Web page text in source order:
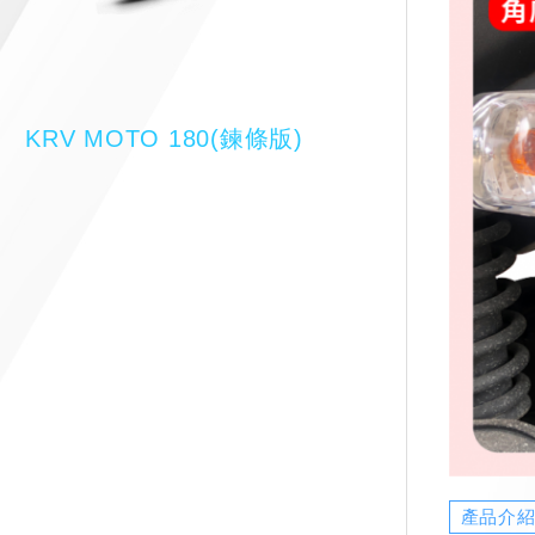
KRV MOTO 180(鍊條版)
產品介紹